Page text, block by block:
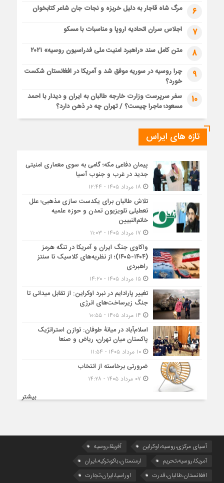
6 مرگ شاه قاجار به دلیل خربزه و نجات جان شاعر کتابخوان
7 اجلاس سران اتحادیه اروپا و مناسبات با مسکو
8 متن کامل سند «راهبرد امنیت ملی فدراسیون روسیه» ۲۰۲۱
9
چرا روسیه در سوریه موفق شد و آمریکا در افغانستان شکست
خورد؟
10
سفر سرپرست وزارت خارجه طالبان به ایران و دیدار با احمد
مسعود؛ ماجرا چیست؟ / تهران چه در ذهن دارد؟
تازه های ایراس
پیمان دفاعی مکه؛ گامی به سوی معماری امنیتی
جدید در غرب و جنوب آسیا
تلاش طالبان برای یکدست سازی مذهبی؛ علل
تعطیلی تلویزیون تمدن و حوزه علمیه
خاتم‌النبیین
واکاوی جنگ ایران و آمریکا در تنگه هرمز
(۱۴۰۴-۱۴۰۵)؛ از نظریه‌های کلاسیک تا سنتز
راهبردی
۱۵ مرداد ۱۴۰۵ - ۱۴:۲۰
تغییر پارادایم در نبرد اوکراین: از تقابل میدانی تا
جنگ زیرساخت‌های انرژی
اسلام‌آباد در میانۀ طوفان: توازن استراتژیک
پاکستان میان تهران، ریاض و صنعا
۱۰ مرداد ۱۴۰۵ - ۱۱:۵۴
ضرورتی برخاسته از انتخاب
بیشتر
آسیای مرکزی،روسیه،اوکراین
آفریقا،روسیه
آمریکا،روسیه،تحریم
ارمنستان،باکو،ترکیه،ایران
افغانستان،طالبان،قدرت
اوراسیا،ایران،تجارت